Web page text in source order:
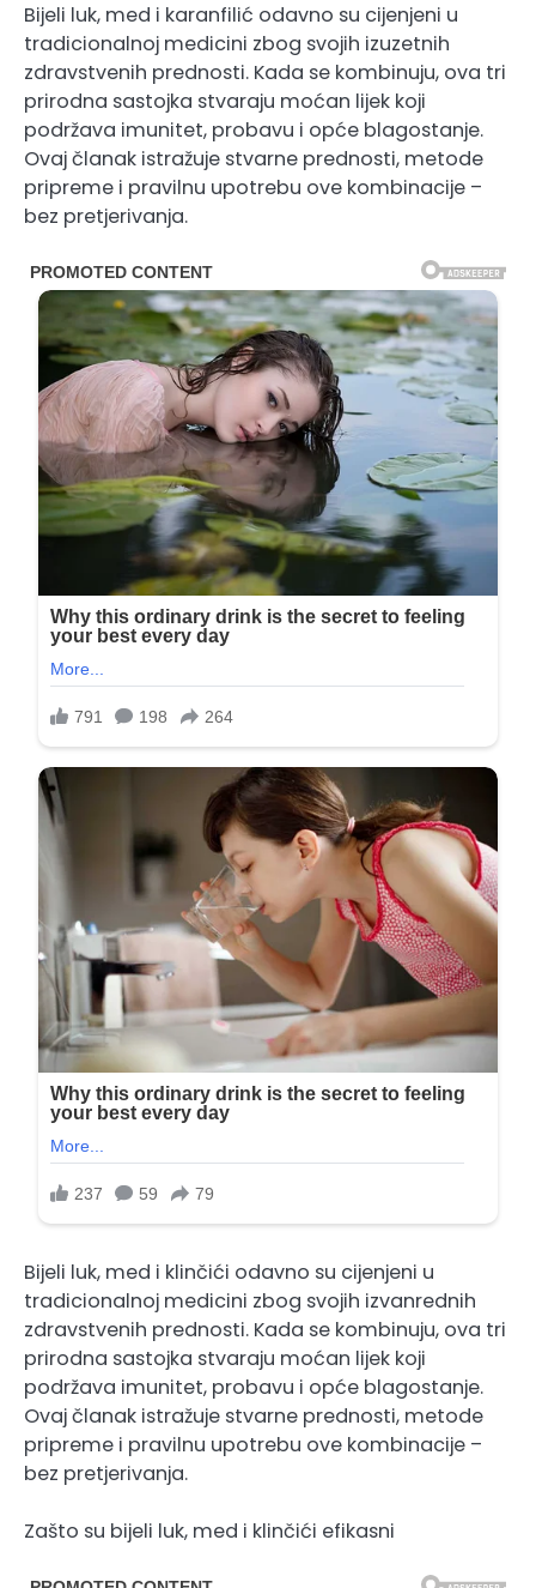
Bijeli luk, med i karanfilić odavno su cijenjeni u
tradicionalnoj medicini zbog svojih izuzetnih
zdravstvenih prednosti. Kada se kombinuju, ova tri
prirodna sastojka stvaraju moćan lijek koji
podržava imunitet, probavu i opće blagostanje.
Ovaj članak istražuje stvarne prednosti, metode
pripreme i pravilnu upotrebu ove kombinacije –
bez pretjerivanja.
Bijeli luk, med i klinčići odavno su cijenjeni u
tradicionalnoj medicini zbog svojih izvanrednih
zdravstvenih prednosti. Kada se kombinuju, ova tri
prirodna sastojka stvaraju moćan lijek koji
podržava imunitet, probavu i opće blagostanje.
Ovaj članak istražuje stvarne prednosti, metode
pripreme i pravilnu upotrebu ove kombinacije –
bez pretjerivanja.
Zašto su bijeli luk, med i klinčići efikasni